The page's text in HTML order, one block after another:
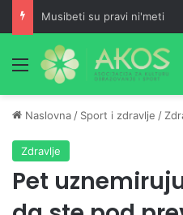
Musibeti su pravi ni'meti
Meni
Naslovna / Sport i zdravlje /
Zdravlje
Pet